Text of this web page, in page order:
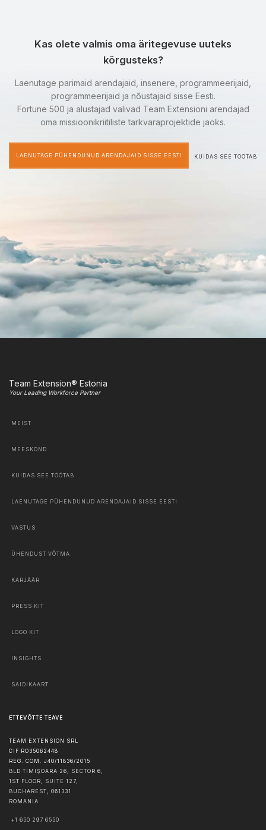
Kas olete valmis oma äritegevuse uuteks
kõrgusteks?
Laenutage parimaid arendajaid, insenere, programmeerijaid,
programmeerijaid ja nõustajaid sisse Eesti.
Fortune 500 ja alustajad valivad Team Extensioni arendajad
oma missioonikriitiliste tarkvaraprojektide jaoks.
LAENUTAGE PÜHENDUNUD ARENDAJAID SISSE EESTI KUIDAS SEE TÖÖTAB
Team Extension® Estonia
Your Leading Workforce Partner
MEIST
MEESKOND
KUIDAS SEE TÖÖTAB
LAENUTAGE PÜHENDUNUD ARENDAJAID SISSE EESTI
VASTUS
ÜHENDUST VÕTMA
KARJÄÄR
PRESS KIT
LOGO KIT
INSIGHTS
SAIDIKAART
ETTEVÕTTE TEAVE
TEAM EXTENSION SRL
CIF RO35062448
REG. COM. J40/11836/2015
BLD TIMIȘOARA 26, SECTOR 6,
1ST FLOOR, SUITE 127,
BUCHAREST, 061331
ROMANIA
+1 650 297 6550